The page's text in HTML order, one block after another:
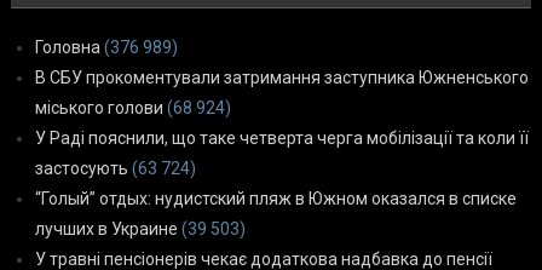
Головна (376 989)
В СБУ прокоментували затримання заступника Южненського
міського голови (68 924)
У Раді пояснили, що таке четверта черга мобілізації та коли її
застосують (63 724)
“Голый” отдых: нудистский пляж в Южном оказался в списке
лучших в Украине (39 503)
У травні пенсіонерів чекає додаткова надбавка до пенсії